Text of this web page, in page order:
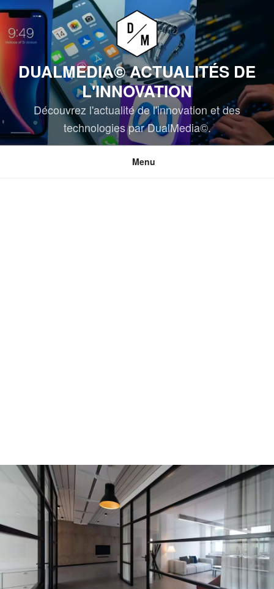
Aller
au
contenu
DUALMEDIA© ACTUALITÉS DE
L'INNOVATION
Découvrez l'actualité de l'innovation et des
technologies par DualMedia©.
Menu